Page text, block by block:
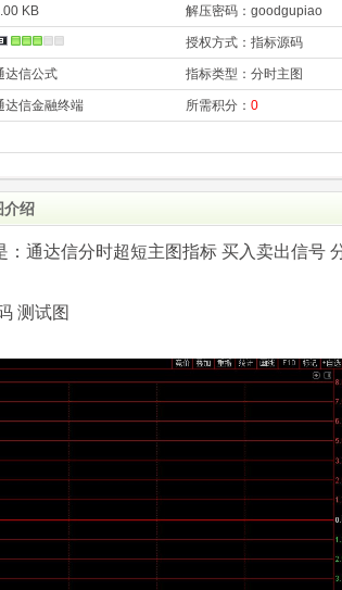
KB 解压密码： goodgupiao
授权方式： 指标源码
达信公式 指标类型： 分时主图
达信金融终端 所需积分： 0
介绍
通达信分时超短主图指标 买入卖出信号
测试图